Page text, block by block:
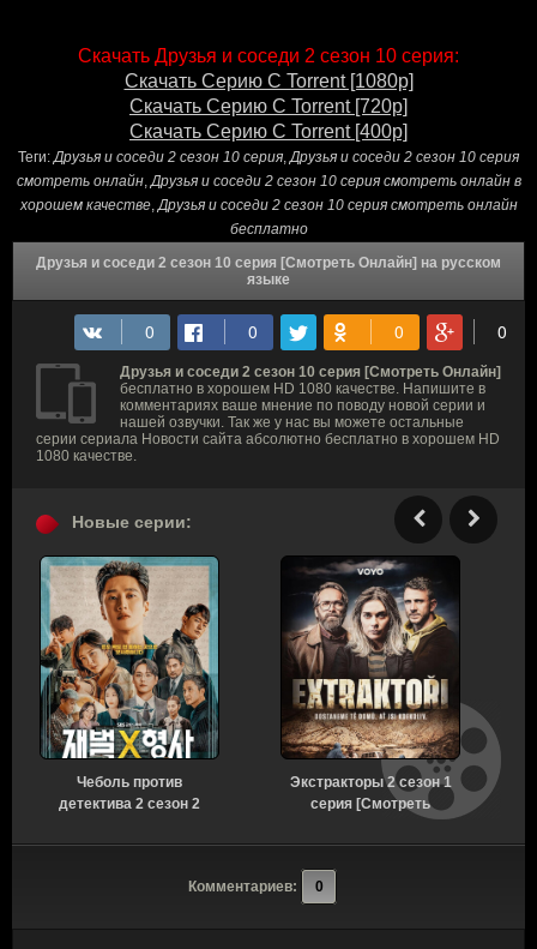
Скачать Друзья и соседи 2 сезон 10 серия:
Скачать Серию С Torrent [1080p]
Скачать Серию С Torrent [720p]
Скачать Серию С Torrent [400p]
Теги:Друзья и соседи 2 сезон 10 серия,Друзья и соседи 2 сезон 10 серия
смотреть онлайн,Друзья и соседи 2 сезон 10 серия смотреть онлайн в
хорошем качестве,Друзья и соседи 2 сезон 10 серия смотреть онлайн
бесплатно
Друзья и соседи 2 сезон 10 серия [Смотреть Онлайн] на русском
языке
Друзья и соседи 2 сезон 10 серия [Смотреть Онлайн]
бесплатно в хорошем HD 1080 качестве. Напишите в
комментариях ваше мнение по поводу новой серии и
нашей озвучки. Так же у нас вы можете остальные
серии сериала Новости сайта абсолютно бесплатно в хорошем HD
1080 качестве.
Новые серии:
Чеболь против
детектива 2 сезон 2
Онлайн]
Экстракторы 2 сезон 1
серия [Смотреть
Комментариев: 0